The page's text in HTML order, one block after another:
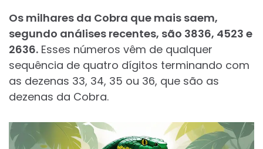
Os milhares da Cobra que mais saem,
segundo análises recentes, são 3836, 4523 e
2636. Esses números vêm de qualquer
sequência de quatro dígitos terminando com
as dezenas 33, 34, 35 ou 36, que são as
dezenas da Cobra.